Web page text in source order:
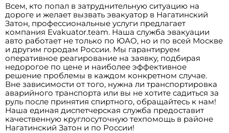
Всем, кто попал в затруднительную ситуацию на
дороге и желает вызвать эвакуатор в Нагатинский
Затон, профессиональные услуги предлагает
компания Evakuator.team. Наша служба эвакуации
авто работает не только по ЮАО, но и по всей Москве
и другим городам России. Мы гарантируем
оперативное реагирование на заявку, подбирая
недорогое по цене и наиболее эффективное
решение проблемы в каждом конкретном случае.
Вне зависимости от того, нужна ли транспортировка
аварийного транспорта или вы не хотите садиться за
руль после принятия спиртного, обращайтесь к нам!
Наша единая диспетчерская служба предоставит
качественную круглосуточную техпомощь в районе
Нагатинский Затон и по России!